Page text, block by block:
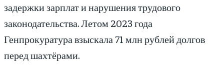
задержки зарплат и нарушения трудового
законодательства. Летом 2023 года
Генпрокуратура взыскала 71 млн рублей долгов
перед шахтёрами.